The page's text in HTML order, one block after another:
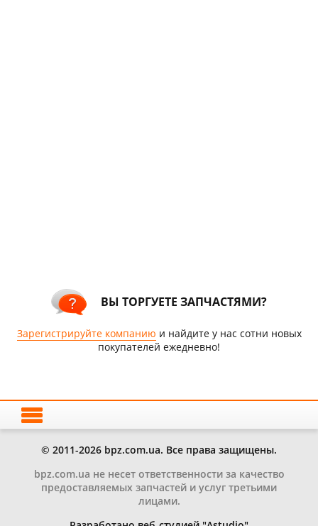
ВЫ ТОРГУЕТЕ ЗАПЧАСТЯМИ?
Зарегистрируйте компанию и найдите у нас сотни новых
покупателей ежедневно!
© 2011-2026 bpz.com.ua. Все права защищены.
bpz.com.ua не несет ответственности за качество
предоставляемых запчастей и услуг третьими
лицами.